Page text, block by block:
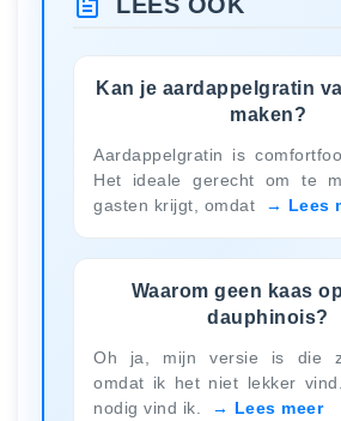
Kan je aardappelgratin
maken?
Aardappelgratin is
Het ideale gerecht om te
gasten krijgt, omdat
Lees
Waarom geen kaas
dauphinois?
Oh ja, mijn versie is die
omdat ik het niet lekker
nodig vind ik.
Lees meer